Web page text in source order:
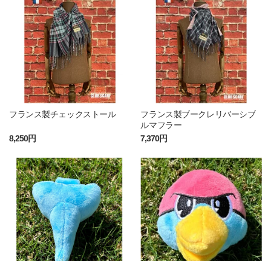
フランス製チェックストール
8,250円
フランス製ブークレリバーシブ
ルマフラー
7,370円